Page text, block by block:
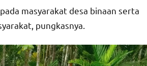
masyarakat desa binaan serta
pungkasnya.